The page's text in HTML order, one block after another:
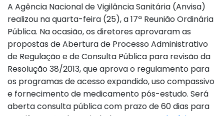
A Agência Nacional de Vigilância Sanitária (Anvisa)
realizou na quarta-feira (25), a 17ª Reunião Ordinária
Pública. Na ocasião, os diretores aprovaram as
propostas de Abertura de Processo Administrativo
de Regulação e de Consulta Pública para revisão da
Resolução 38/2013, que aprova o regulamento para
os programas de acesso expandido, uso compassivo
e fornecimento de medicamento pós-estudo. Será
aberta consulta pública com prazo de 60 dias para